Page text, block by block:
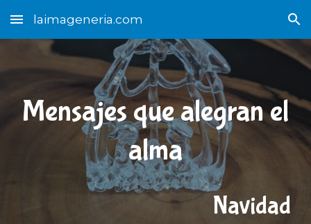
Skip to main content Skip to navigation
laimageneria.com
Mensajes que alegran el
alma
Navidad